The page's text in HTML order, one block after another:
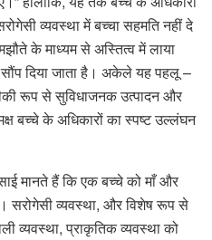
व्यवस्था में बच्चा सहमति नहीं दे
के माध्यम से अस्तित्व में लाया
सौंप दिया जाता है। अकेले यह पहलू –
रूप से सुविधाजनक उत्पादन और
बच्चे के अधिकारों का स्पष्ट उल्लंघन
मानते हैं कि एक बच्चे को माँ और
सरोगेसी व्यवस्था, और विशेष रूप से
व्यवस्था, प्राकृतिक व्यवस्था को